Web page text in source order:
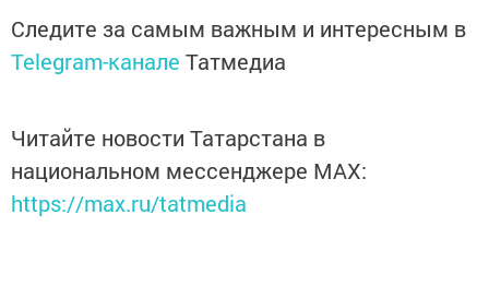
Следите за самым важным и интересным в
Telegram-канале Татмедиа
Читайте новости Татарстана в
национальном мессенджере MАХ:
https://max.ru/tatmedia